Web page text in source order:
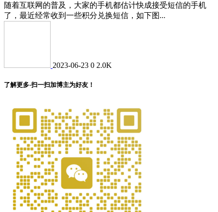
随着互联网的普及，大家的手机都估计快成接受短信的手机
了，最近经常收到一些积分兑换短信，如下图...
2023-06-23 0 2.0K
了解更多-扫一扫加博主为好友！